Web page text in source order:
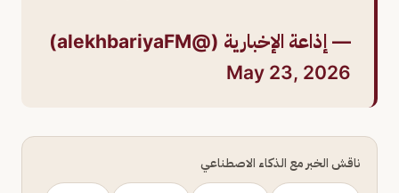
— إذاعة الإخبارية (@alekhbariyaFM)
May 23, 2026
ناقش الخبر مع الذكاء الاصطناعي